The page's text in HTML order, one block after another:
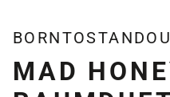
MAD